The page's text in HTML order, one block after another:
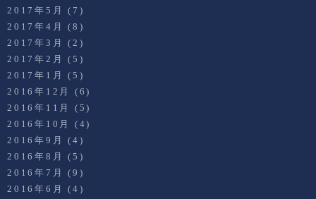
2017年5月
(7)
2017年4月
(8)
2017年3月
(2)
2017年2月
(5)
2017年1月
(5)
2016年12月
(6)
2016年11月
(5)
2016年10月
(4)
2016年9月
(4)
2016年8月
(5)
2016年7月
(9)
2016年6月
(4)